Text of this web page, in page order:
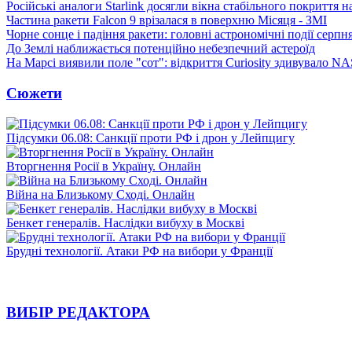
Російські аналоги Starlink досягли вікна стабільного покриття
Частина ракети Falcon 9 врізалася в поверхню Місяця - ЗМІ
Чорне сонце і падіння ракети: головні астрономічні події
До Землі наближається потенційно небезпечний астероїд
На Марсі виявили поле "сот": відкриття Curiosity здивувало
Сюжети
Підсумки 06.08: Санкції проти РФ і дрон у Лейпцигу
Вторгнення Росії в Україну. Онлайн
Війна на Близькому Сході. Онлайн
Бенкет генералів. Наслідки вибуху в Москві
Брудні технології. Атаки РФ на вибори у Франції
ВИБІР РЕДАКТОРА